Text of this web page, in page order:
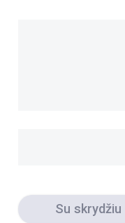
Su skrydžiu